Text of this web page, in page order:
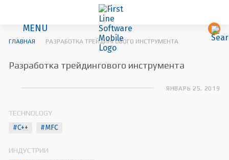
MENU
ГЛАВНАЯ РАЗРАБОТКА ТРЕЙДИНГОВОГО ИНСТРУМЕНТА
Разработка трейдингового инструмента
ЯНВАРЬ 25, 2019
TECHNOLOGY
#C++ #MFC
ИНДУСТРИИ